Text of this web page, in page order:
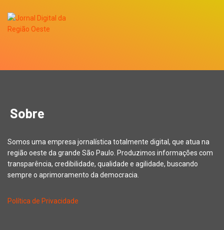
Sobre
Somos uma empresa jornalística totalmente digital, que atua na
região oeste da grande São Paulo. Produzimos informações com
transparência, credibilidade, qualidade e agilidade, buscando
sempre o aprimoramento da democracia.
Política de Privacidade